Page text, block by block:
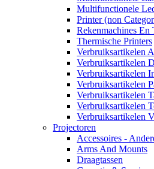
Multifunctionele
Printer (non
Rekenmachines En
Thermische Printers
Verbruiksartikelen
Verbruiksartikelen
Verbruiksartikelen
Verbruiksartikelen
Verbruiksartikelen
Verbruiksartikelen
Verbruiksartikelen
Projectoren
Accessoires -
Arms And Mounts
Draagtassen